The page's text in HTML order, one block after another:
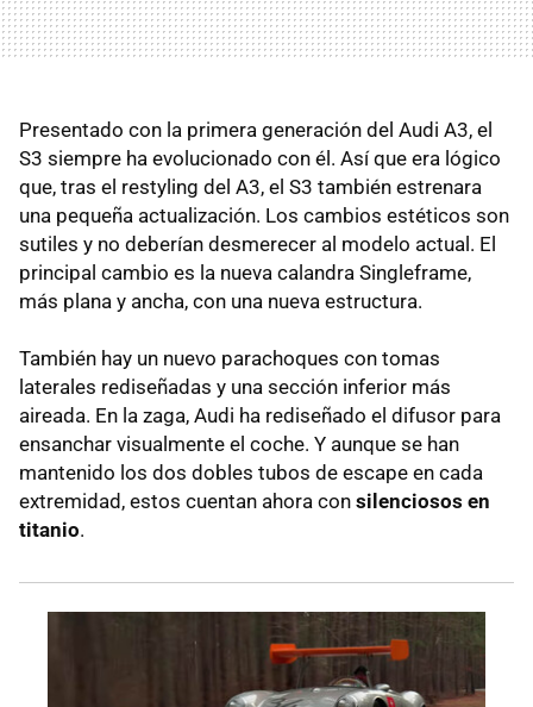
Presentado con la primera generación del Audi A3, el
S3 siempre ha evolucionado con él. Así que era lógico
que, tras el restyling del A3, el S3 también estrenara
una pequeña actualización. Los cambios estéticos son
sutiles y no deberían desmerecer al modelo actual. El
principal cambio es la nueva calandra Singleframe,
más plana y ancha, con una nueva estructura.
También hay un nuevo parachoques con tomas
laterales rediseñadas y una sección inferior más
aireada. En la zaga, Audi ha rediseñado el difusor para
ensanchar visualmente el coche. Y aunque se han
mantenido los dos dobles tubos de escape en cada
extremidad, estos cuentan ahora con silenciosos en
titanio.